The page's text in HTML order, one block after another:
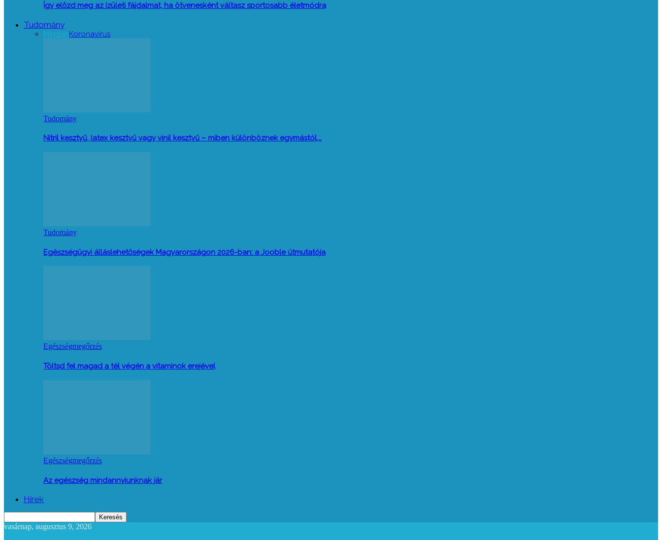
Így előzd meg az ízületi fájdalmat, ha ötvenesként váltasz sportosabb életmódra
Tudomány
MindenKoronavírus
Tudomány
Nitril kesztyű, latex kesztyű vagy vinil kesztyű – miben különböznek egymástól,…
Tudomány
Egészségügyi álláslehetőségek Magyarországon 2026-ban: a Jooble útmutatója
Egészségmegőrzés
Töltsd fel magad a tél végén a vitaminok erejével
Egészségmegőrzés
Az egészség mindannyiunknak jár
Hírek
vasárnap, augusztus 9, 2026